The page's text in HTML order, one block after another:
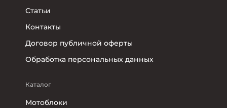
Статьи
Контакты
Договор публичной оферты
Обработка персональных данных
Каталог
Мотоблоки